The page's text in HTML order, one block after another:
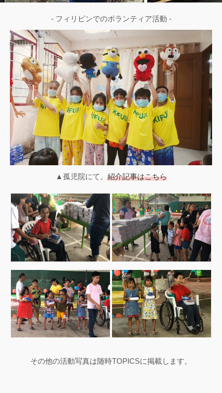
- フィリピンでのボランティア活動 -
▲孤児院にて。 紹介記事はこちら
その他の活動写真は随時TOPICSに掲載します。